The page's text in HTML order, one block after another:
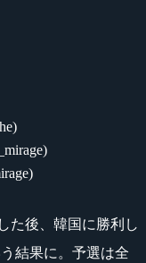
た後、韓国に勝利し
結果に。予選は全